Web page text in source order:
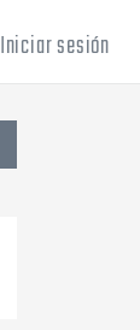
Iniciar sesión